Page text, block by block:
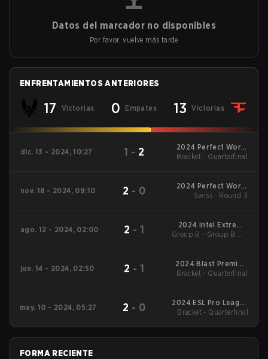
Datos del marcador no disponibles
Por favor, vuelve más tarde
ENFRENTAMIENTOS ANTERIORES
17 Victorias 0 Empates 13 Victorias
dic. 13 - 2024, 10:27 1 - 2
2024 Perfect World
Shanghai Major
Bracket - Quarterfinal
nov. 18 - 2024, 09:10 2 - 0
2024 Perfect World
Shanghai Major :
Swiss - Round 3
ago. 12 - 2024, 02:00 2 - 1
2024 Intel Extreme
Masters Cologne
Group B - Group B UB
jun. 14 - 2024, 02:50 2 - 1
2024 Blast Premier:
Spring Final
Bracket - Quarterfinal
may. 10 - 2024, 05:27 2 - 0
2024 ESL Pro League
Season 19
Bracket - Quarterfinal
FORMA RECIENTE